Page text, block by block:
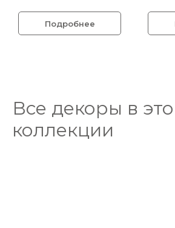
Подробнее
Все декоры в
коллекции